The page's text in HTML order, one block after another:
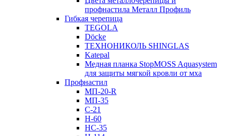
профнастила Металл Профиль
Гибкая черепица
TEGOLA
Döcke
ТЕХНОНИКОЛЬ SHINGLAS
Katepal
Медная планка StopMOSS Aquasystem
для защиты мягкой кровли от мха
Профнастил
МП-20-R
МП-35
С-21
Н-60
НС-35